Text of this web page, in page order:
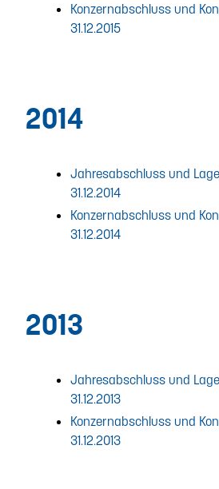
Konzernabschluss und
31.12.2015
2014
Jahresabschluss und
31.12.2014
Konzernabschluss und
31.12.2014
2013
Jahresabschluss und
31.12.2013
Konzernabschluss und
31.12.2013